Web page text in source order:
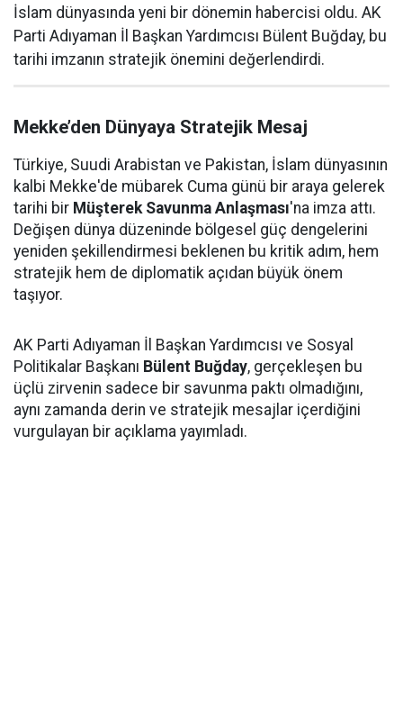
İslam dünyasında yeni bir dönemin habercisi oldu. AK
Parti Adıyaman İl Başkan Yardımcısı Bülent Buğday, bu
tarihi imzanın stratejik önemini değerlendirdi.
Mekke’den Dünyaya Stratejik Mesaj
Türkiye, Suudi Arabistan ve Pakistan, İslam dünyasının
kalbi Mekke'de mübarek Cuma günü bir araya gelerek
tarihi bir Müşterek Savunma Anlaşması'na imza attı.
Değişen dünya düzeninde bölgesel güç dengelerini
yeniden şekillendirmesi beklenen bu kritik adım, hem
stratejik hem de diplomatik açıdan büyük önem
taşıyor.
AK Parti Adıyaman İl Başkan Yardımcısı ve Sosyal
Politikalar Başkanı Bülent Buğday, gerçekleşen bu
üçlü zirvenin sadece bir savunma paktı olmadığını,
aynı zamanda derin ve stratejik mesajlar içerdiğini
vurgulayan bir açıklama yayımladı.